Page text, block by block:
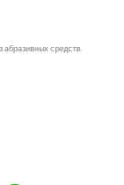
средств.